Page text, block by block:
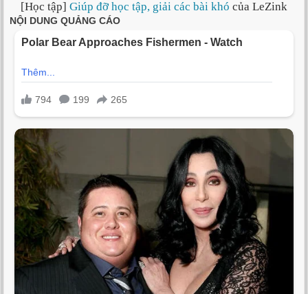
[Học tập] Giúp đỡ học tập, giải các bài khó của LeZink